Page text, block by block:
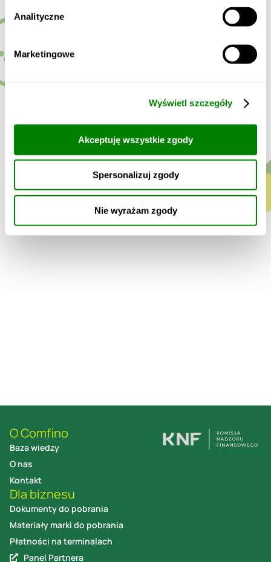
Analityczne
Marketingowe
Wyświetl szczegóły
Akceptuję wszystkie zgody
Spersonalizuj zgody
Nie wyrażam zgody
Adres siedziby
(Konstruktorska Business Center – wejście C)
02-673 Warszawa
Dane kontaktowe
pomoc@comfino.pl
O Comfino
Baza wiedzy
O nas
Kontakt
Dla biznesu
Dokumenty do pobrania
Materiały marki do pobrania
Płatności na terminalach
Panel Partnera